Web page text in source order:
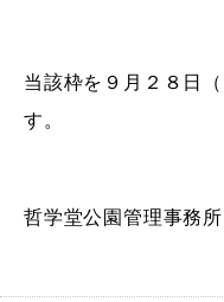
当該枠を９月２８日
す。
哲学堂公園管理事務所